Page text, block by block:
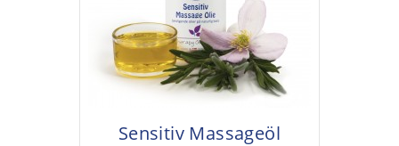
Sensitiv Massageöl